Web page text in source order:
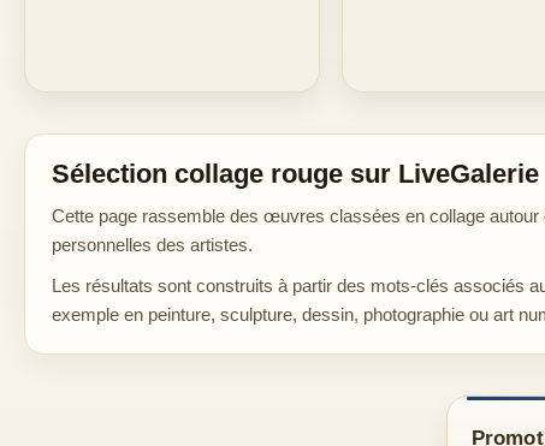
Sélection collage rouge sur LiveGalerie
Cette page rassemble des œuvres classées en collage
personnelles des artistes.
Les résultats sont construits à partir des mots-clés associés
exemple en peinture, sculpture, dessin, photographie ou art